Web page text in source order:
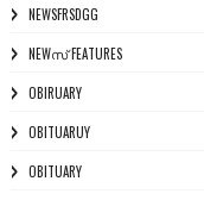
NEWSFRSDGG
NEWസ് FEATURES
OBIRUARY
OBITUARUY
OBITUARY